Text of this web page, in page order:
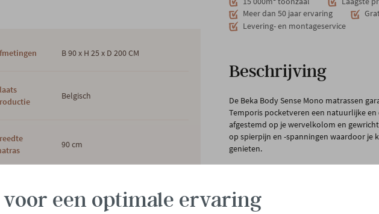
Meer dan 50 jaar ervaring
Levering- en montageservice
Beschrijving
De Beka Body Sense Mono matrassen
Temporis pocketveren een natuurlijke
afgestemd op je wervelkolom en
op spierpijn en -spanningen waardoor je
genieten.
Ook goed nieuws voor alle moeilijke
Beka pocketveren matrassen zorgt
van het lichaam zodat je in een ideaal
vallen.
B 90 x H 25 x D 200 CM
Belgisch
90 cm
voor een optimale ervaring